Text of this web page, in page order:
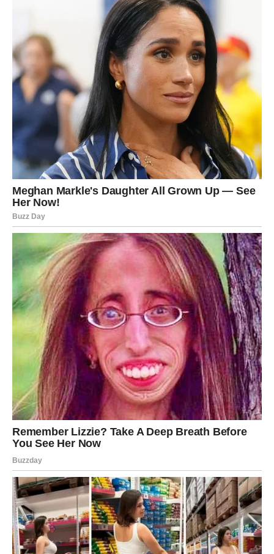
Jedan razgovor ili poruka vraćaju osjećaje koje ste dugo
pokušavali zaboraviti.
Prošlost vam donosi novu priliku
Pred vama su veoma posebni trenuci.
VAGA
Zvijezde vam donose veoma romantičan i emotivan
period.
Moguće je da ćete konačno dobiti dokaz da vas jedna
osoba nikada nije prestala voljeti.
Ljubav se vraća onda kada je najmanje
očekujete
Pred vama su trenuci koje ćete dugo pamtiti.
ŠKORPIJA
Pred vama je veoma snažna i strastvena ljubavna
energija.